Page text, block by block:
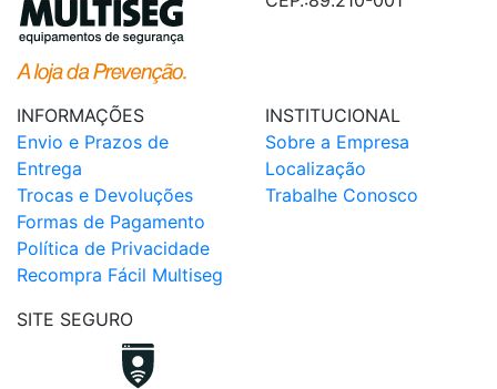
INFORMAÇÕES
Envio e Prazos de
Entrega
Trocas e Devoluções
Formas de Pagamento
Política de Privacidade
Recompra Fácil Multiseg
INSTITUCIONAL
Sobre a Empresa
Localização
Trabalhe Conosco
SITE SEGURO